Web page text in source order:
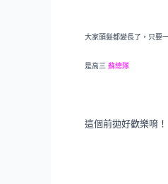
大家頭髮都變長了，只要
是高三 蘇總隊
這個前拋好歡樂唷！